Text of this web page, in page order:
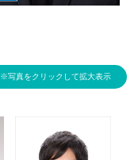
※写真をクリックして拡大表示